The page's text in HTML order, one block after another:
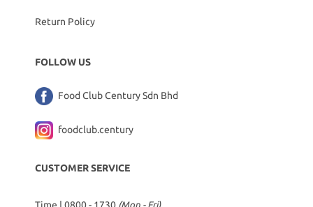
Return Policy
FOLLOW US
Food Club Century Sdn Bhd
foodclub.century
CUSTOMER SERVICE
Time | 0800 - 1730 (Mon - Fri)